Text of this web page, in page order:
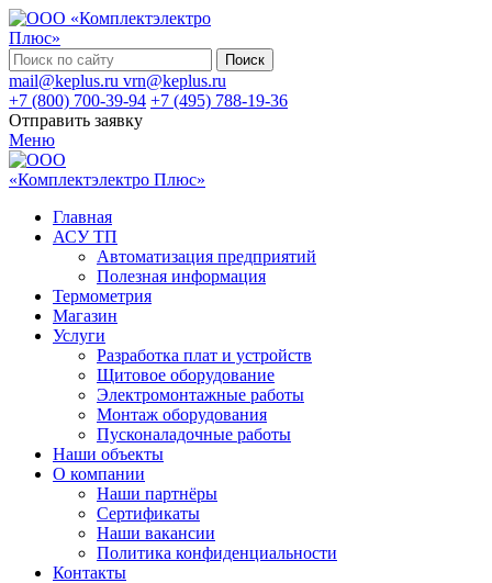
Поиск
mail@keplus.ru vrn@keplus.ru
+7 (800) 700-39-94 +7 (495) 788-19-36
Отправить заявку
Меню
Главная
АСУ ТП
Автоматизация предприятий
Полезная информация
Термометрия
Магазин
Услуги
Разработка плат и устройств
Щитовое оборудование
Электромонтажные работы
Монтаж оборудования
Пусконаладочные работы
Наши объекты
О компании
Наши партнёры
Сертификаты
Наши вакансии
Политика конфиденциальности
Контакты